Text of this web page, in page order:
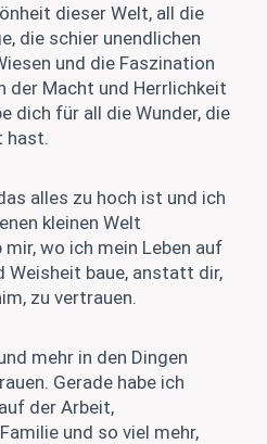
dieser Welt, all die
die schier unendlichen
und die Faszination
der Macht und Herrlichkeit
dich für all die Wunder, die
hast.
alles zu hoch ist und ich
kleinen Welt
wo ich mein Leben auf
Weisheit baue, anstatt dir,
zu vertrauen.
mehr in den Dingen
Gerade habe ich
der Arbeit,
und so viel mehr,